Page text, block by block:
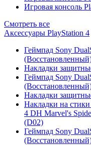
Игровая консоль
Смотреть все
Аксессуары PlayStation 4
Геймпад Sony
Накладки
Геймпад Sony
Накладки
Накладки на
4 DH Marvel's
(D02)
Геймпад Sony